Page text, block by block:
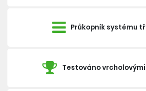
Průkopník systému
Testováno